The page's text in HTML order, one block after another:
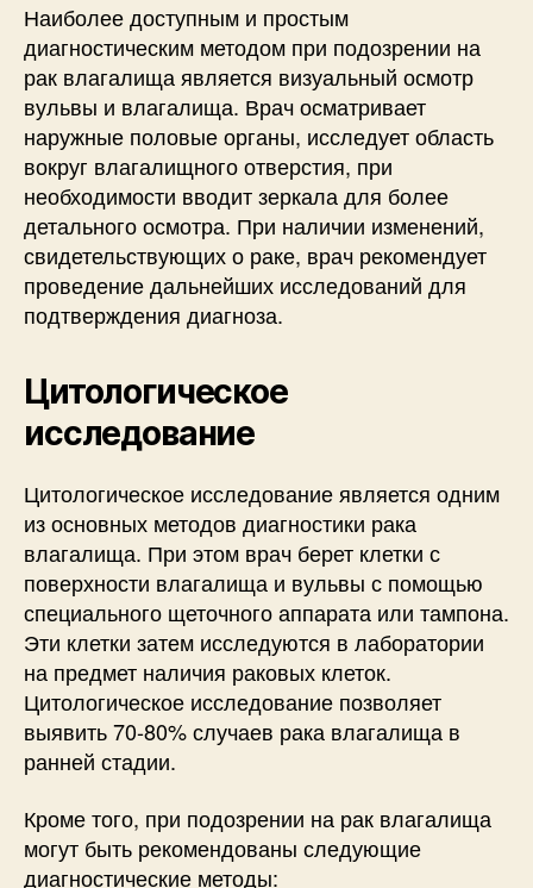
Наиболее доступным и простым
диагностическим методом при подозрении на
рак влагалища является визуальный осмотр
вульвы и влагалища. Врач осматривает
наружные половые органы, исследует область
вокруг влагалищного отверстия, при
необходимости вводит зеркала для более
детального осмотра. При наличии изменений,
свидетельствующих о раке, врач рекомендует
проведение дальнейших исследований для
подтверждения диагноза.
Цитологическое
исследование
Цитологическое исследование является одним
из основных методов диагностики рака
влагалища. При этом врач берет клетки с
поверхности влагалища и вульвы с помощью
специального щеточного аппарата или тампона.
Эти клетки затем исследуются в лаборатории
на предмет наличия раковых клеток.
Цитологическое исследование позволяет
выявить 70-80% случаев рака влагалища в
ранней стадии.
Кроме того, при подозрении на рак влагалища
могут быть рекомендованы следующие
диагностические методы: